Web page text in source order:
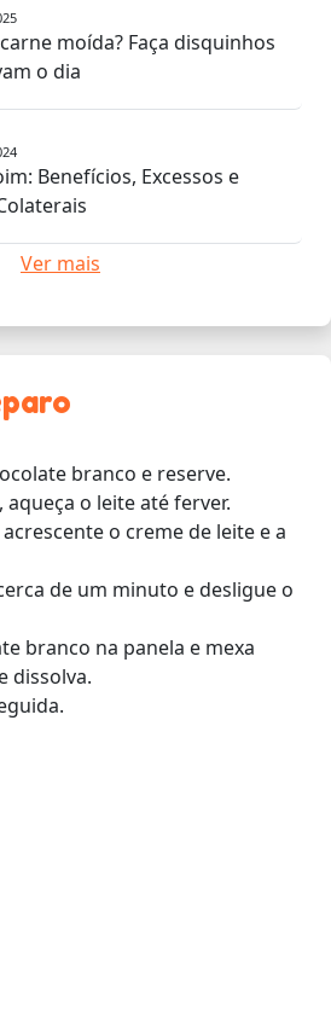
moída? Faça disquinhos
o dia
Benefícios, Excessos e
Ver mais
branco e reserve.
aqueça o leite até ferver.
o creme de leite e a
de um minuto e desligue o
branco na panela e mexa
dissolva.